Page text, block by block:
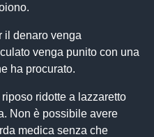
il denaro venga
venga punito con una
ha procurato.
ridotte a lazzaretto
Non è possibile avere
medica senza che